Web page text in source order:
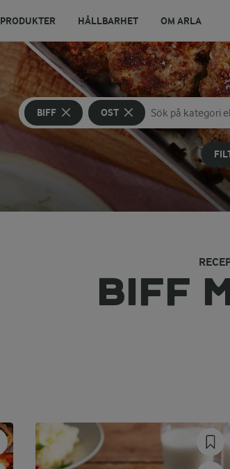
PRODUKTER HÅLLBARHET OM ARLA
BIFF OST
Sök på kategori
Skriv in sökord
BIFF
OSTKAKA
BIFF
LAMMFÄRSBIFFAR
GRÖNSAKSBIFFAR
BIFFTOMAT
OSTBRICKA